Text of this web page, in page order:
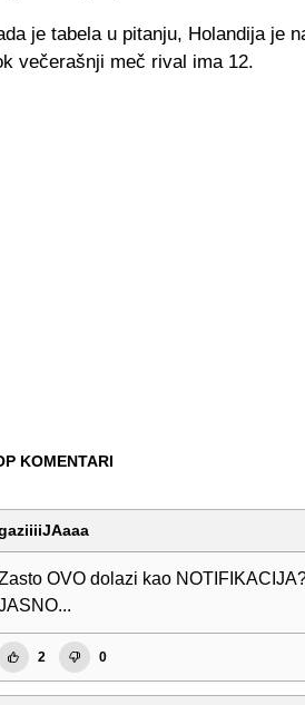
je tabela u pitanju, Holandija je
večerašnji meč rival ima 12.
KOMENTARI
OVO dolazi kao
2 0